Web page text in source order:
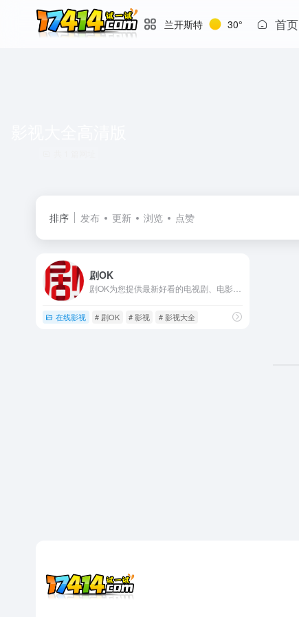
兰开斯特 30° 首页
排序 发布 更新 浏览 点赞
剧OK
在线影视 # 剧OK # 影视 # 影视大全